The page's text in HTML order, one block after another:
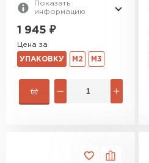
Показать
информацию
1 945 ₽
Цена за
УПАКОВКУ М2 М3